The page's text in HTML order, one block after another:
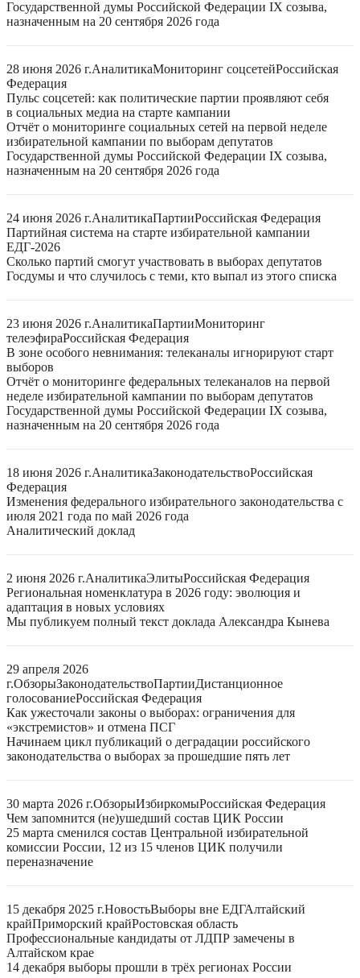
Государственной думы Российской Федерации IX созыва,
назначенным на 20 сентября 2026 года
28 июня 2026 г.АналитикаМониторинг соцсетейРоссийская
Федерация
Пульс соцсетей: как политические партии проявляют себя
в социальных медиа на старте кампании
Отчёт о мониторинге социальных сетей на первой неделе
избирательной кампании по выборам депутатов
Государственной думы Российской Федерации IX созыва,
назначенным на 20 сентября 2026 года
24 июня 2026 г.АналитикаПартииРоссийская Федерация
Партийная система на старте избирательной кампании
ЕДГ-2026
Сколько партий смогут участвовать в выборах депутатов
Госдумы и что случилось с теми, кто выпал из этого списка
23 июня 2026 г.АналитикаПартииМониторинг
телеэфираРоссийская Федерация
В зоне особого невнимания: телеканалы игнорируют старт
выборов
Отчёт о мониторинге федеральных телеканалов на первой
неделе избирательной кампании по выборам депутатов
Государственной думы Российской Федерации IX созыва,
назначенным на 20 сентября 2026 года
18 июня 2026 г.АналитикаЗаконодательствоРоссийская
Федерация
Изменения федерального избирательного законодательства с
июля 2021 года по май 2026 года
Аналитический доклад
2 июня 2026 г.АналитикаЭлитыРоссийская Федерация
Региональная номенклатура в 2026 году: эволюция и
адаптация в новых условиях
Мы публикуем полный текст доклада Александра Кынева
29 апреля 2026
г.ОбзорыЗаконодательствоПартииДистанционное
голосованиеРоссийская Федерация
Как ужесточали законы о выборах: ограничения для
«экстремистов» и отмена ПСГ
Начинаем цикл публикаций о деградации российского
законодательства о выборах за прошедшие пять лет
30 марта 2026 г.ОбзорыИзбиркомыРоссийская Федерация
Чем запомнится (не)ушедший состав ЦИК России
25 марта сменился состав Центральной избирательной
комиссии России, 12 из 15 членов ЦИК получили
переназначение
15 декабря 2025 г.НовостьВыборы вне ЕДГАлтайский
крайПриморский крайРостовская область
Профессиональные кандидаты от ЛДПР замечены в
Алтайском крае
14 декабря выборы прошли в трёх регионах России